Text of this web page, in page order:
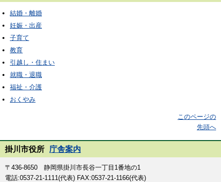
結婚・離婚
妊娠・出産
子育て
教育
引越し・住まい
就職・退職
福祉・介護
おくやみ
このページの
先頭へ
掛川市役所 庁舎案内
〒436-8650 静岡県掛川市長谷一丁目1番地の1
電話:0537-21-1111(代表) FAX:0537-21-1166(代表)